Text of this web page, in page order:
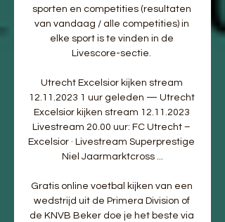
sporten en competities (resultaten
van vandaag / alle competities) in
elke sport is te vinden in de
Livescore-sectie.
Utrecht Excelsior kijken stream
12.11.2023 1 uur geleden — Utrecht
Excelsior kijken stream 12.11.2023
Livestream 20.00 uur: FC Utrecht –
Excelsior · Livestream Superprestige
Niel Jaarmarktcross ...
Gratis online voetbal kijken van een
wedstrijd uit de Primera Division of
de KNVB Beker doe je het beste via